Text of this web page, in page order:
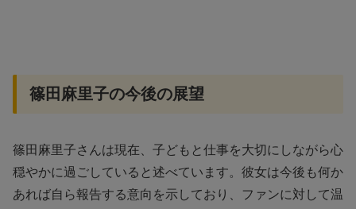
篠田麻里子の今後の展望
篠田麻里子さんは現在、子どもと仕事を大切にしながら心
穏やかに過ごしていると述べています。彼女は今後も何か
あれば自ら報告する意向を示しており、ファンに対して温